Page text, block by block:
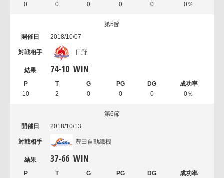
0 0 0 0 0 0％
第5節
2018/10/07
日野
74-10 WIN
10 2 0 0 0 0％
第6節
2018/10/13
豊田自動織機
37-66 WIN